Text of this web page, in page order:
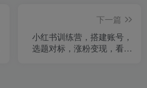
下一篇
小红书训练营，搭建账号，
选题对标，涨粉变现，看透